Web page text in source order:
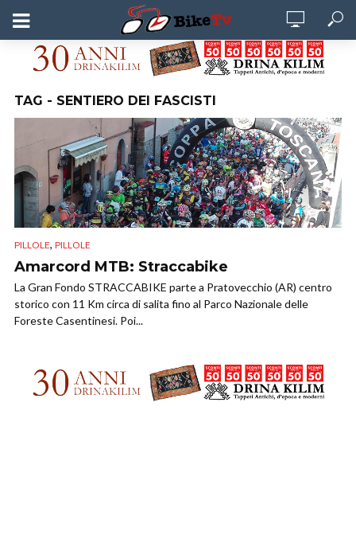
TAG - SENTIERO DEI FASCISTI
PILLOLE, PILLOLE
Amarcord MTB: Straccabike
La Gran Fondo STRACCABIKE parte a Pratovecchio (AR) centro
storico con 11 Km circa di salita fino al Parco Nazionale delle
Foreste Casentinesi. Poi...